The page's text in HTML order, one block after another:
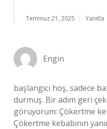
Temmuz 21, 2025 Yanıtla
Engin
başlangıcı hoş, sadece
durmuş. Bir adım geri
görüyorum: Çökertme
Çökertme kebabının